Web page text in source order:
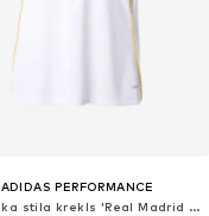
ADIDAS PERFORMANCE
Sportiska stila krekls 'Real Madrid 25/26'